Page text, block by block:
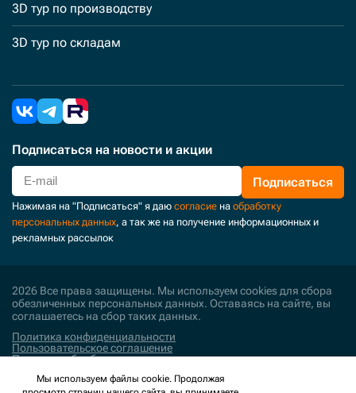
3D тур по производству
3D тур по складам
Подписаться на новости и акции
Подписаться
Нажимая на "Подписаться" я даю согласие на обработку
персональных данных, а так же на получение информационных и
рекламных рассылок
2026 Все права защищены. Мы используем cookies для сбора
обезличенных персональных данных. Оставаясь на сайте, вы
соглашаетесь на сбор таких данных.
Политика конфиденциальности
Пользовательское соглашение
Политика обработки персональных данных
Мы используем файлы cookie. Продолжая